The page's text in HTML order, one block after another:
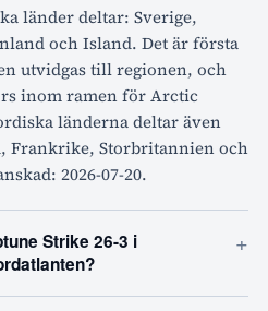
länder deltar: Sverige,
och Island. Det är första
utvidgas till regionen, och
inom ramen för Arctic
länderna deltar även
Frankrike, Storbritannien och
2026-07-20.
Strike 26-3 i
+